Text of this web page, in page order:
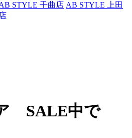
STYLE 千曲店 AB STYLE 上田
SALE中で